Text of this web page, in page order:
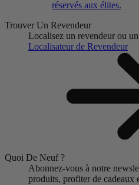
réservés aux élites.
Trouver Un Revendeur
Localisez un revendeur ou
Localisateur de Revendeur
Quoi De Neuf ?
Abonnez-vous à notre
produits, profiter de cadeaux